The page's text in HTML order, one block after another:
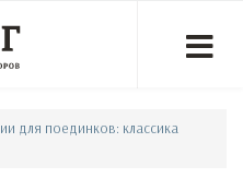
для поединков: классика